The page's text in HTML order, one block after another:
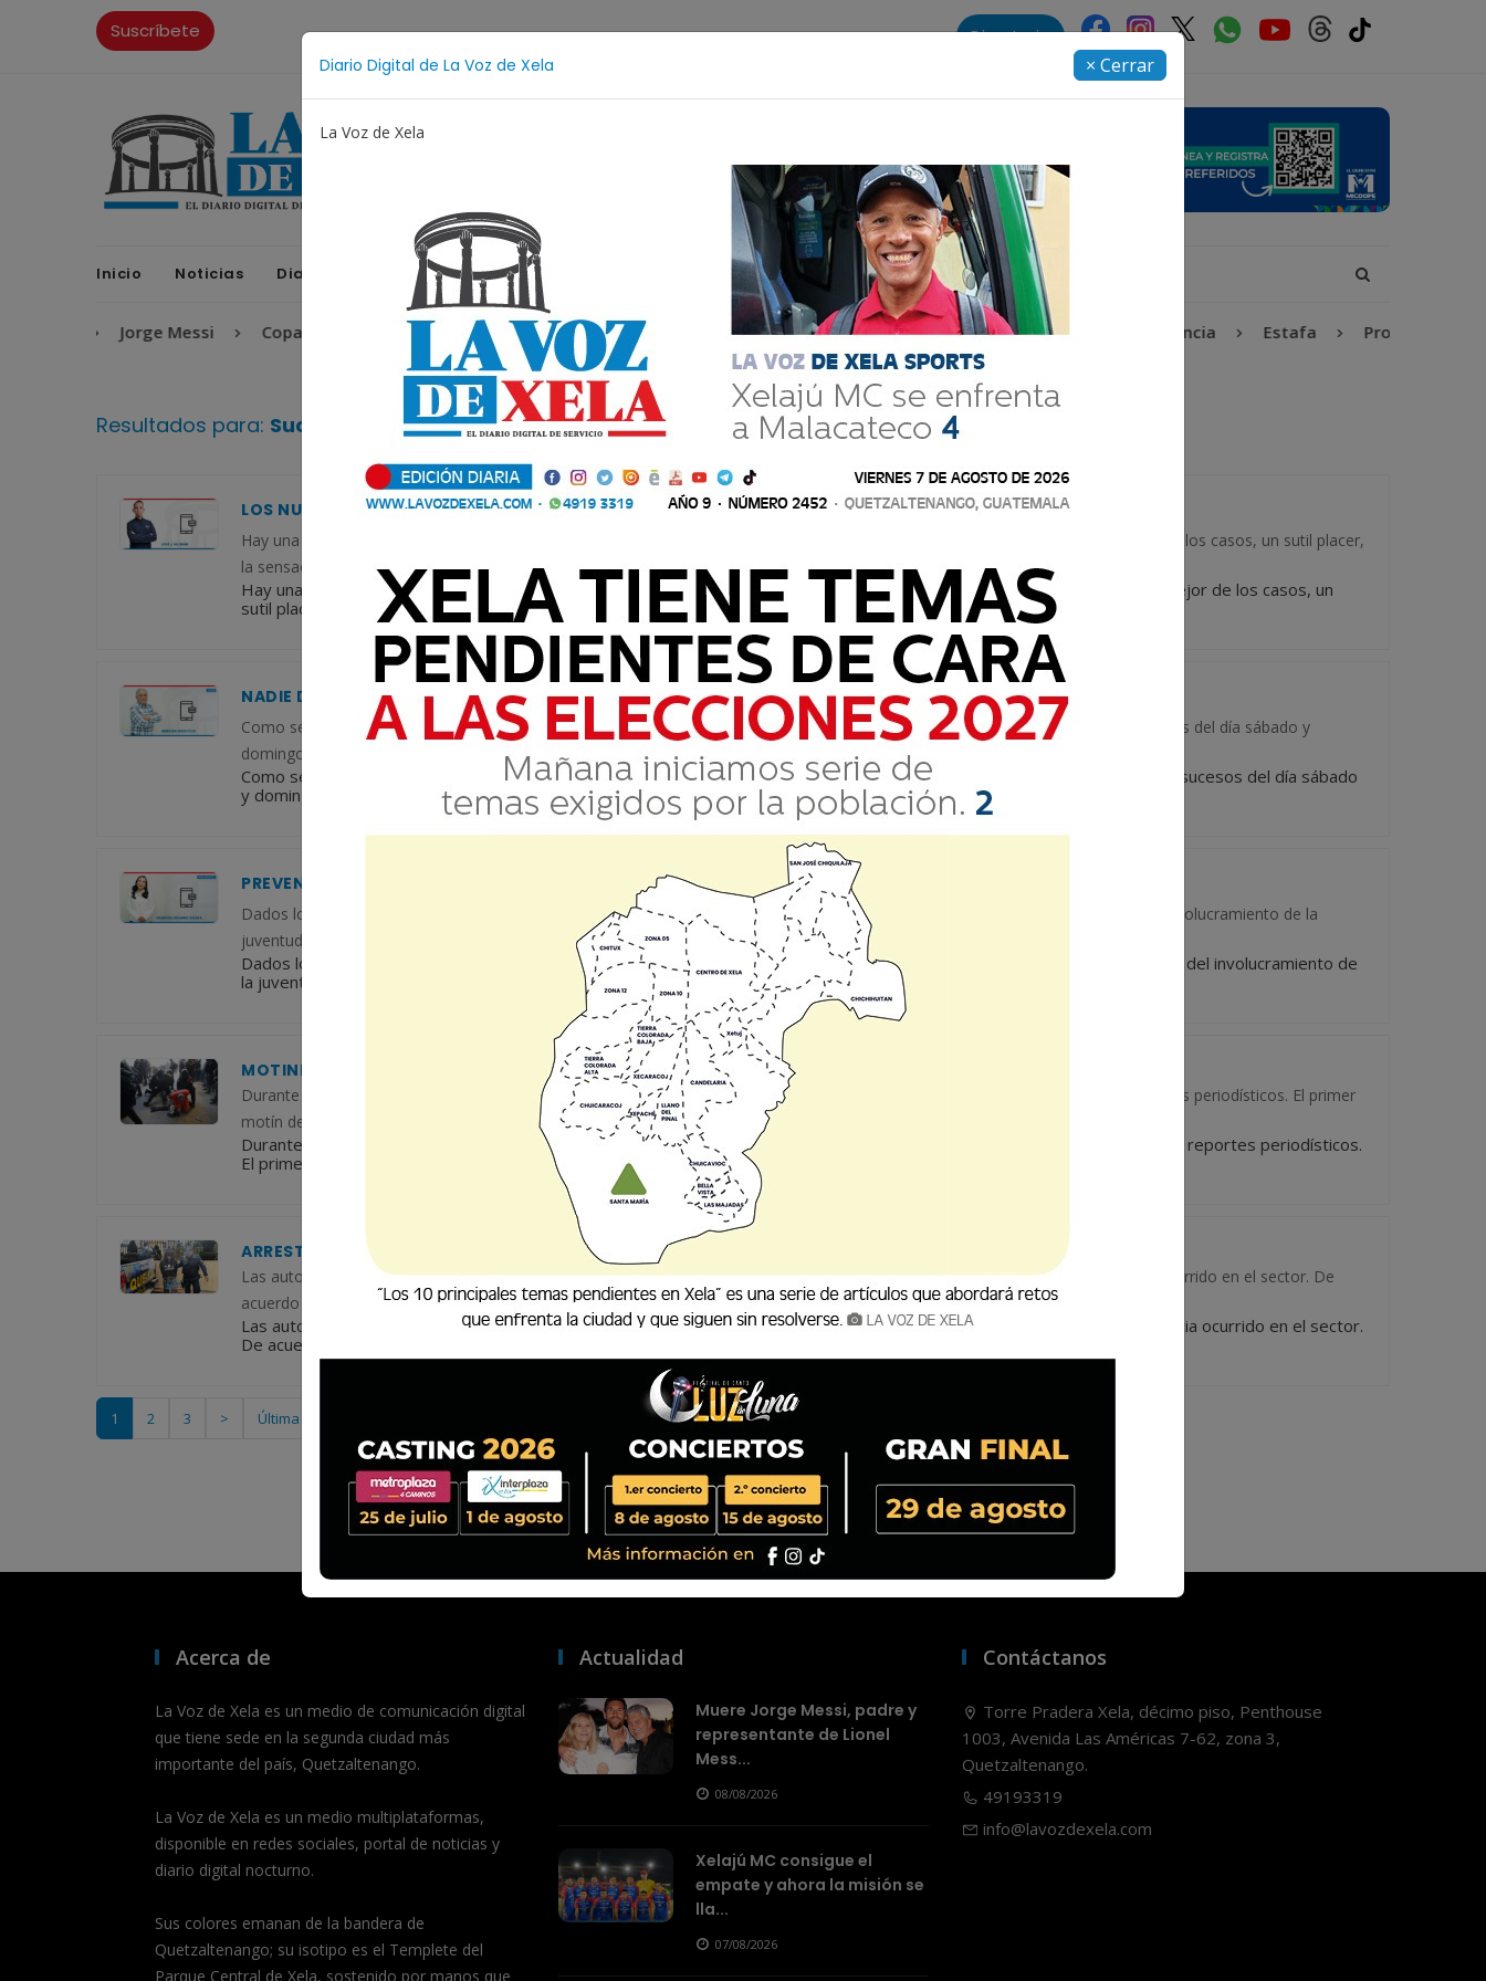
Diario Digital de La Voz de Xela × Cerrar
La Voz de Xela
Suscríbete Directorio
Inicio Noticias Diario Digital Opiniones La Voz de Xela Sports Contáctanos LA VOZ 25
Jorge Messi Copa Centroamericana Patzicía Escritura Noveno Aniversario Fichajes Niñez y Adolescencia Estafa Protección
Resultados para: Sucesos
LOS NUEVOS DÍAS DE ENERO Y EL ORDEN DE LOS SUCESOS
Hay una sensación que considero que muchos compartimos: el olor a los útiles nuevos y recién forrados. Producen, en el mejor de los casos, un sutil placer,
la sensación de que todo es un nuevo inicio y, más al fondo
Hay una sensación que considero que muchos compartimos: el olor a los útiles nuevos y recién forrados. Producen, en el mejor de los casos, un
sutil placer, la sensación de que todo es un nuevo inicio y, más al fondo...
NADIE DUDA DEL TRABAJO ATROZ DEL MP
Como se ha dicho infinidad de veces en diferentes medios de comunicación, el criminal pacto de corruptos —a partir de los sucesos del día sábado y
domingo recién pasados, se han ganado ese agregado— no ha desca
Como se ha dicho infinidad de veces en diferentes medios de comunicación, el criminal pacto de corruptos —a partir de los sucesos del día sábado
y domingo recién pasados, se han ganado ese agregado— no ha desca...
PREVENIR EL INVOLUCRAMIENTO DE LA JUVENTUD EN LAS PANDILLAS
Dados los últimos acontecimientos a nivel nacional, es importante que la sociedad retome en serio el tema de la prevención del involucramiento de la
juventud en las pandillas para los años futuros. En el estudio “Maras y pa
Dados los últimos acontecimientos a nivel nacional, es importante que la sociedad retome en serio el tema de la prevención del involucramiento de
la juventud en las pandillas para los años futuros. En el estudio “Maras y pa...
MOTINES Y FUGAS EVIDENCIAN CRISIS EN CÁRCELES DURANTE 2025
Durante 2025, se registraron al menos cinco motines en diferentes centros carcelarios del país, según recuentos oficiales y reportes periodísticos. El primer
motín del año se reportó en junio, en la prisi&
Durante 2025, se registraron al menos cinco motines en diferentes centros carcelarios del país, según recuentos oficiales y reportes periodísticos.
El primer motín del año se reportó en junio, en la prisi&...
ARRESTAN A HOMBRE ACUSADO DE AGRESIÓN LUEGO DE DISPUTA FAMILIAR
Las autoridades capturaron a Eliceo Miranda en la zona 8 de Quetzaltenango, luego de una denuncia por un hecho de violencia ocurrido en el sector. De
acuerdo con uno de los afectados, el detenido presuntamente exigió dinero a su madre y, al
Las autoridades capturaron a Eliceo Miranda en la zona 8 de Quetzaltenango, luego de una denuncia por un hecho de violencia ocurrido en el sector.
De acuerdo con uno de los afectados, el detenido presuntamente exigió dinero a su madre y, al...
1 2 3 > Última
Acerca de
La Voz de Xela es un medio de comunicación digital
que tiene sede en la segunda ciudad más
importante del país, Quetzaltenango.
La Voz de Xela es un medio multiplataformas,
disponible en redes sociales, portal de noticias y
diario digital nocturno.
Sus colores emanan de la bandera de
Quetzaltenango; su isotipo es el Templete del
Parque Central de Xela, sostenido por manos que
Actualidad
Muere Jorge Messi, padre y
representante de Lionel
Mess...
08/08/2026
Xelajú MC consigue el
empate y ahora la misión se
lla...
07/08/2026
Contáctanos
Torre Pradera Xela, décimo piso, Penthouse
1003, Avenida Las Américas 7-62, zona 3,
Quetzaltenango.
49193319
info@lavozdexela.com